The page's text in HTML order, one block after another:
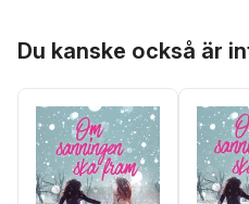
Du kanske också är